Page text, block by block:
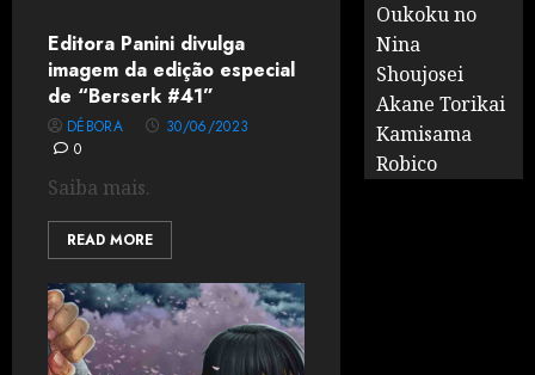
Editora Panini divulga
imagem da edição especial
de “Berserk #41”
DÉBORA
30/06/2023
0
Saiba mais.
READ MORE
Oukoku no
Nina
Shoujosei
Akane Torikai
Kamisama
Robico